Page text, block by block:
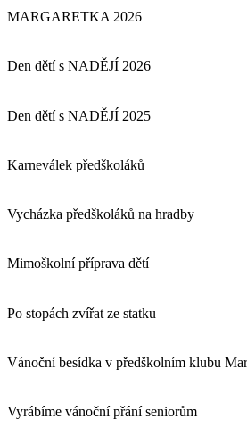
MARGARETKA 2026
Den dětí s NADĚJÍ 2026
Den dětí s NADĚJÍ 2025
Karneválek předškoláků
Vycházka předškoláků na hradby
Mimoškolní příprava dětí
Po stopách zvířat ze statku
Vánoční besídka v předškolním klubu
Vyrábíme vánoční přání seniorům